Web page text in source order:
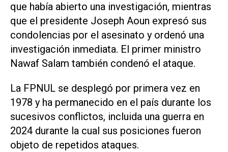
que había abierto una investigación, mientras
que el presidente Joseph Aoun expresó sus
condolencias por el asesinato ‌y ordenó una
investigación inmediata. El primer ministro
Nawaf Salam también condenó el ataque.
La FPNUL se desplegó por primera vez en
1978 y ha permanecido en ‌el país durante los
sucesivos conflictos, incluida una guerra en
2024 durante la cual ‌sus posiciones ⁠fueron
objeto de repetidos ataques.